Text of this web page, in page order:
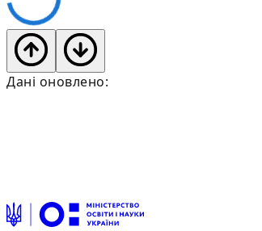
Дані оновлено: